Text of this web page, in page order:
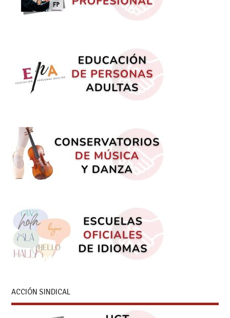
ACCIÓN SINDICAL